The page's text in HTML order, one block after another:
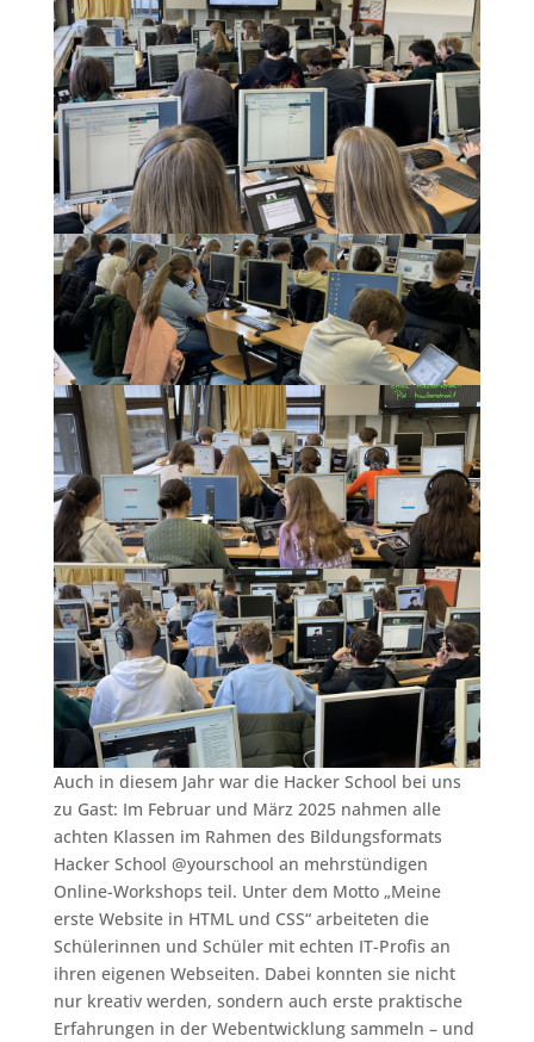
Auch in diesem Jahr war die Hacker School bei uns
zu Gast: Im Februar und März 2025 nahmen alle
achten Klassen im Rahmen des Bildungsformats
Hacker School @yourschool an mehrstündigen
Online-Workshops teil. Unter dem Motto „Meine
erste Website in HTML und CSS“ arbeiteten die
Schülerinnen und Schüler mit echten IT-Profis an
ihren eigenen Webseiten. Dabei konnten sie nicht
nur kreativ werden, sondern auch erste praktische
Erfahrungen in der Webentwicklung sammeln – und